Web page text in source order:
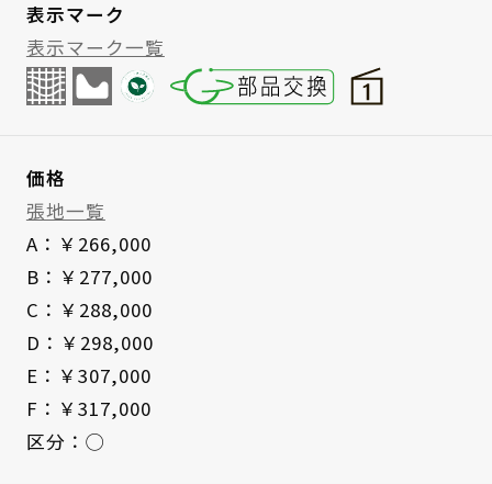
表示マーク
表示マーク一覧
価格
張地一覧
A：￥266,000
B：￥277,000
C：￥288,000
D：￥298,000
E：￥307,000
F：￥317,000
区分：◯